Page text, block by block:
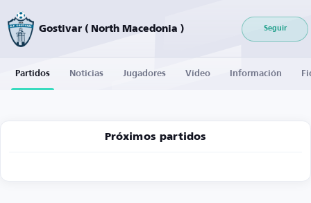
Gostivar ( North Macedonia ) Seguir
Partidos Noticias Jugadores Vídeo Información
Próximos partidos